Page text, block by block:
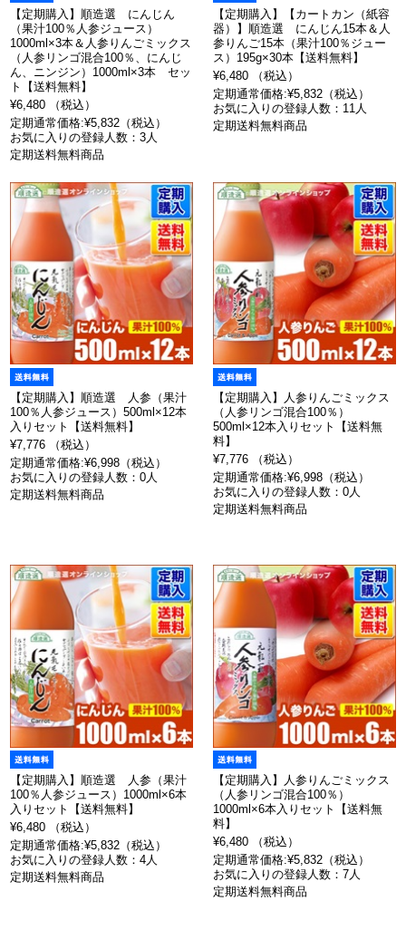
【定期購入】順造選 にんじん
（果汁100％人参ジュース）
1000ml×3本＆人参りんごミックス
（人参リンゴ混合100％、にんじ
ん、ニンジン）1000ml×3本 セッ
ト【送料無料】
¥6,480 （税込）
定期通常価格:¥5,832（税込）
お気に入りの登録人数：3人
定期送料無料商品
【定期購入】【カートカン（紙容
器）】順造選 にんじん15本＆人
参りんご15本（果汁100％ジュー
ス）195g×30本【送料無料】
¥6,480 （税込）
定期通常価格:¥5,832（税込）
お気に入りの登録人数：11人
定期送料無料商品
【定期購入】順造選 人参（果汁
100％人参ジュース）500ml×12本
入りセット【送料無料】
¥7,776 （税込）
定期通常価格:¥6,998（税込）
お気に入りの登録人数：0人
定期送料無料商品
【定期購入】人参りんごミックス
（人参リンゴ混合100％）
500ml×12本入りセット【送料無
料】
¥7,776 （税込）
定期通常価格:¥6,998（税込）
お気に入りの登録人数：0人
定期送料無料商品
【定期購入】順造選 人参（果汁
100％人参ジュース）1000ml×6本
入りセット【送料無料】
¥6,480 （税込）
定期通常価格:¥5,832（税込）
お気に入りの登録人数：4人
定期送料無料商品
【定期購入】人参りんごミックス
（人参リンゴ混合100％）
1000ml×6本入りセット【送料無
料】
¥6,480 （税込）
定期通常価格:¥5,832（税込）
お気に入りの登録人数：7人
定期送料無料商品